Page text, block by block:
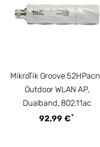
MikroTik Groove 52HPacn |
Outdoor WLAN AP,
Dualband, 802.11ac
92,99 €*